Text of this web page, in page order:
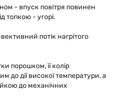
- впуск повітря повинен
топкою - угорі.
потік нагрітого
порошком, її колір
до дії високої температури, а
до механічних